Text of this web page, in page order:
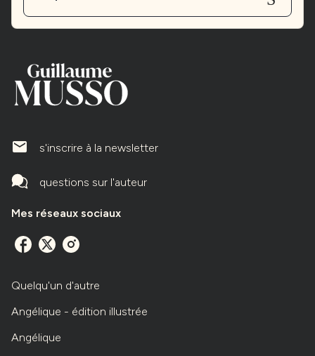
mailIcone
s'inscrire à la newsletter
questions sur l'auteur
Mes réseaux sociaux
Quelqu'un d'autre
Angélique - édition illustrée
Angélique